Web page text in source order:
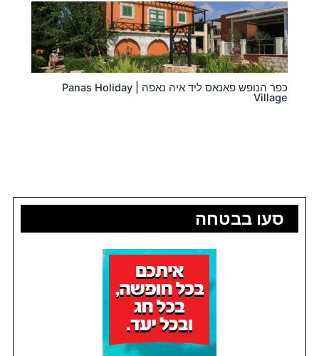
סעו בבטחה
כפר הנופש פאנאס ליד איה נאפה | Panas Holiday
Village